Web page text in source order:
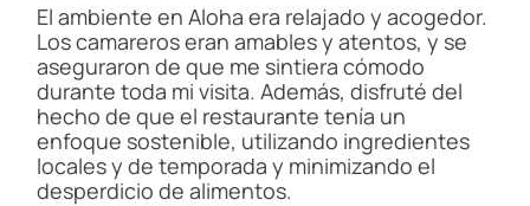
El ambiente en Aloha era relajado y acogedor.
Los camareros eran amables y atentos, y se
aseguraron de que me sintiera cómodo
durante toda mi visita. Además, disfruté del
hecho de que el restaurante tenía un
enfoque sostenible, utilizando ingredientes
locales y de temporada y minimizando el
desperdicio de alimentos.